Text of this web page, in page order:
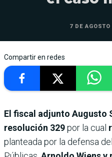
7 DE
Compartir en redes
El fiscal adjunto Augusto
resolución 329por la cual
planteada por la defensa